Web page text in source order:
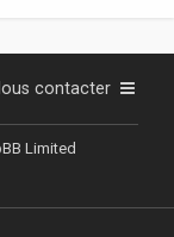
contacter
Limited